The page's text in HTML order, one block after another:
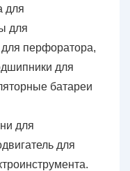
для
для
для перфоратора,
для
батареи
для
для